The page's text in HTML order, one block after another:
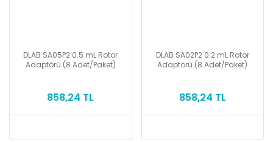
DLAB SA05P2 0.5 mL Rotor
Adaptörü (8 Adet/Paket)
858,24 TL
DLAB SA02P2 0.2 mL Rotor
Adaptörü (8 Adet/Paket)
858,24 TL